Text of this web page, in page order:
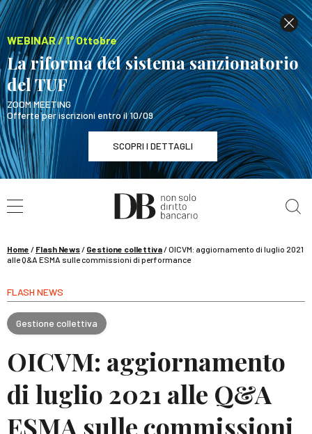
WEBINAR / 1° Ottobre
La riforma del sistema sanzionatorio
del TUF
ZOOM MEETING
Offerte per iscrizioni entro il 10/09
SCOPRI I DETTAGLI
WEBINAR / 1° Ottobre
La riforma del sistema sanzionatorio del TUF
Home / Flash News/ Gestione collettiva/OICVM: aggiornamento di luglio 2021
alle Q&A ESMA sulle commissioni di performance
FLASH NEWS
Gestione collettiva
OICVM: aggiornamento
di luglio 2021 alle Q&A
ESMA sulle commissioni